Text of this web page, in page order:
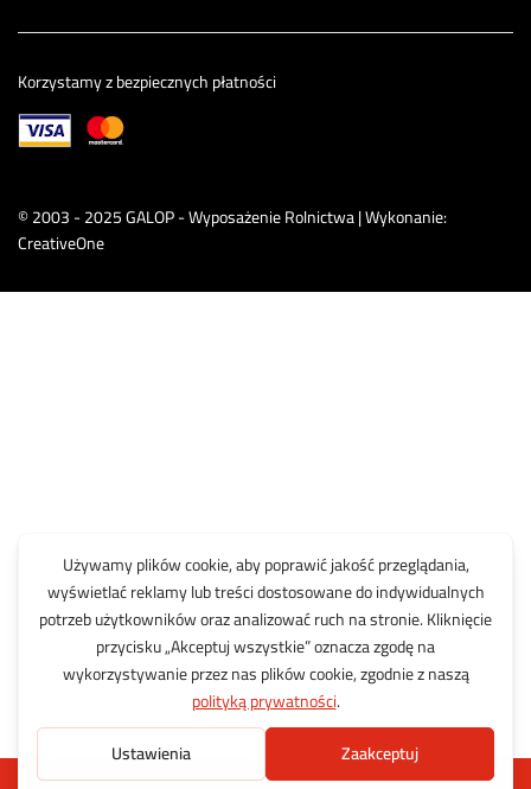
© 2003 - 2025 GALOP - Wyposażenie Rolnictwa | Wykonanie:
CreativeOne
Korzystamy z bezpiecznych płatności